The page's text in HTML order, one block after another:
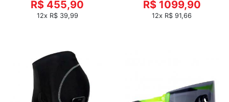
R$ 455,90
12x R$ 39,99
R$ 1099,90
12x R$ 91,66